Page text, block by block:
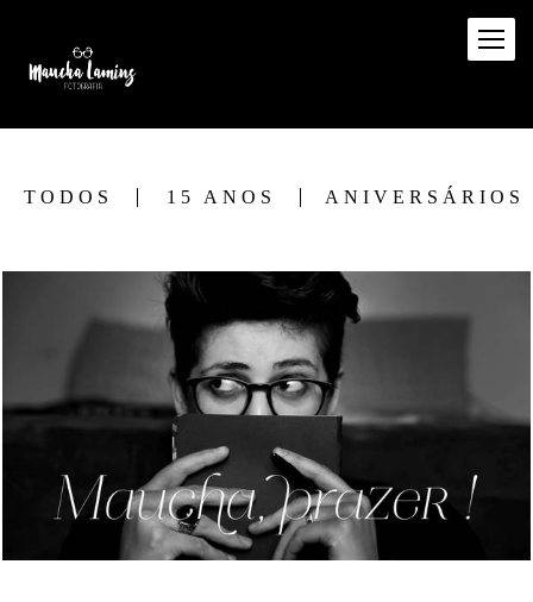
TODOS 15 ANOS ANIVERSÁRIOS
1338 0